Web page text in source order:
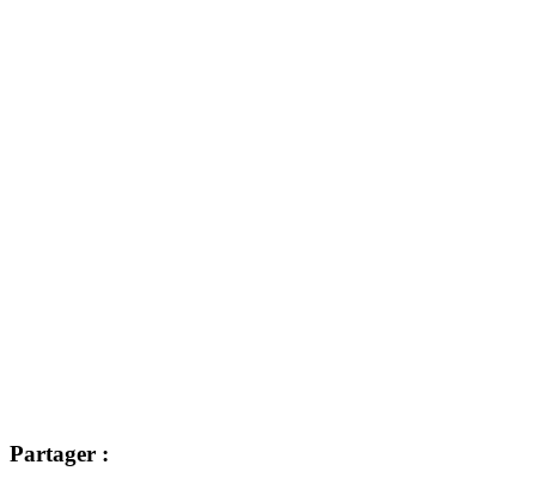
Partager :